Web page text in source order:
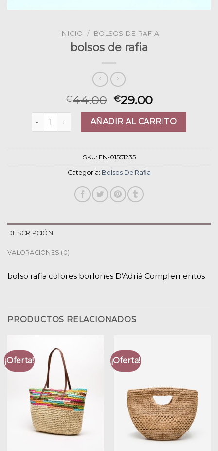
INICIO / BOLSOS DE RAFIA
bolsos de rafia
€44.00 €29.00
bolsos de rafia cantidadAÑADIR AL CARRITO
SKU: EN-01551235
Categoría: Bolsos De Rafia
DESCRIPCIÓN
VALORACIONES (0)
bolso rafia colores borlones D’Adriá Complementos
PRODUCTOS RELACIONADOS
¡Oferta! ¡Oferta!